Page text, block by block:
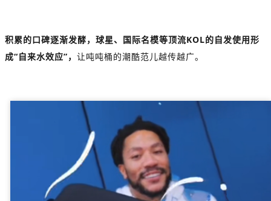
积累的口碑逐渐发酵，球星、国际名模等顶流KOL的自发使用形
成“自来水效应”， 让吨吨桶的潮酷范儿越传越广。